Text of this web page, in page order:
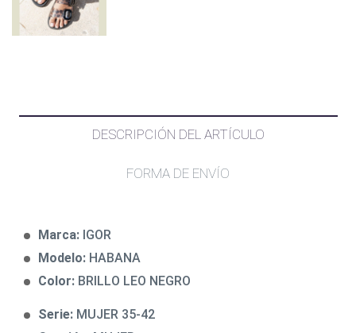
DESCRIPCIÓN DEL ARTÍCULO
FORMA DE ENVÍO
Marca: IGOR
Modelo: HABANA
Color: BRILLO LEO NEGRO
Serie: MUJER 35-42